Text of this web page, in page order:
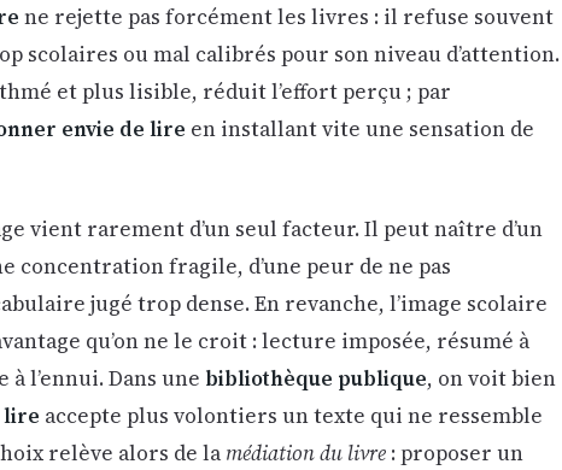
ne rejette pas forcément les livres : il refuse souvent
scolaires ou mal calibrés pour son niveau d’attention.
et plus lisible, réduit l’effort perçu ; par
envie de lire en installant vite une sensation de
vient rarement d’un seul facteur. Il peut naître d’un
concentration fragile, d’une peur de ne pas
jugé trop dense. En revanche, l’image scolaire
qu’on ne le croit : lecture imposée, résumé à
l’ennui. Dans une bibliothèque publique, on voit bien
lire accepte plus volontiers un texte qui ne ressemble
relève alors de la médiation du livre : proposer un